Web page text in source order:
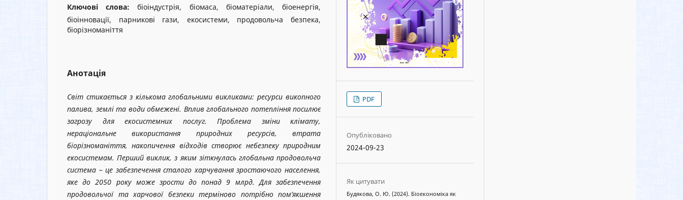
Ключові слова:біоіндустрія, біомаса, біоматеріали, біоенергія,
біоінновації, парникові гази, екосистеми, продовольча безпека,
біорізноманіття
Анотація
Світ стикається з кількома глобальними викликами: ресурси викопного
палива, землі та води обмежені. Вплив глобального потепління посилює
загрозу для екосистемних послуг. Проблема зміни клімату,
нераціональне використання природних ресурсів, втрата
біорізноманіття, накопичення відходів створює небезпеку природним
екосистемам. Перший виклик, з яким зіткнулась глобальна продовольча
система – це забезпечення сталого харчування зростаючого населення,
яке до 2050 року може зрости до понад 9 млрд. Для забезпечення
продовольчої та харчової безпеки терміново потрібно пом’якшення
PDF
Опубліковано
2024-09-23
Як цитувати
Будякова, О. Ю. (2024). Біоекономіка як